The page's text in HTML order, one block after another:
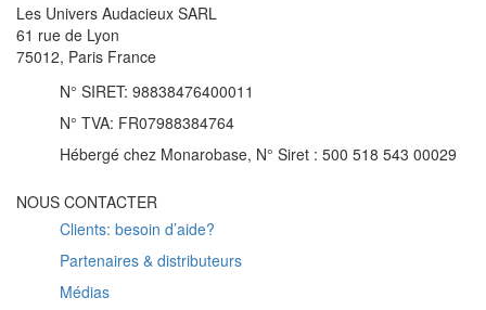
Les Univers Audacieux SARL
61 rue de Lyon
75012, Paris France
N° SIRET: 98838476400011
N° TVA: FR07988384764
Hébergé chez Monarobase, N° Siret : 500 518 543 00029
NOUS CONTACTER
Clients: besoin d’aide?
Partenaires & distributeurs
Médias